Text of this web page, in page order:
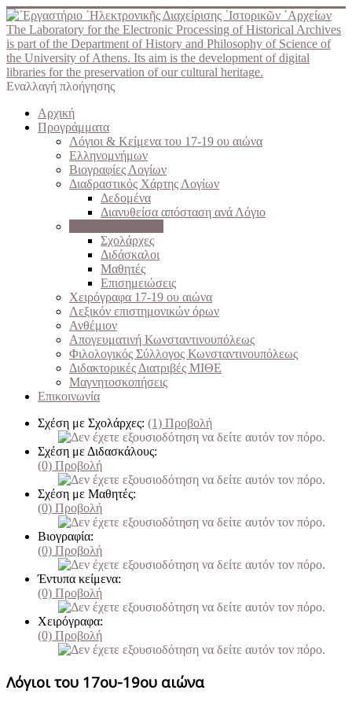
The Laboratory for the Electronic Processing of Historical Archives
is part of the Department of History and Philosophy of Science of
the University of Athens. Its aim is the development of digital
libraries for the preservation of our cultural heritage.
Εναλλαγή πλοήγησης
Αρχική
Προγράμματα
Λόγιοι & Κείμενα του 17-19 ου αιώνα
Ελληνομνήμων
Βιογραφίες Λογίων
Διαδραστικός Χάρτης Λογίων
Δεδομένα
Διανυθείσα απόσταση ανά Λόγιο
Σχολάρχες
Διδάσκαλοι
Μαθητές
Επισημειώσεις
Χειρόγραφα 17-19 ου αιώνα
Λεξικόν επιστημονικών όρων
Ανθέμιον
Απογευματινή Κωνσταντινουπόλεως
Φιλολογικός Σύλλογος Κωνσταντινουπόλεως
Διδακτορικές Διατριβές ΜΙΘΕ
Μαγνητοσκοπήσεις
Επικοινωνία
Σχέση με Σχολάρχες: (1) Προβολή
Σχέση με Διδασκάλους:
(0) Προβολή
Σχέση με Μαθητές:
(0) Προβολή
Βιογραφία:
(0) Προβολή
Έντυπα κείμενα:
(0) Προβολή
Χειρόγραφα:
(0) Προβολή
Λόγιοι του 17ου-19ου αιώνα